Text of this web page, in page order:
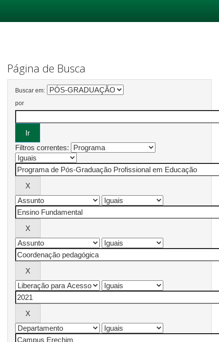
Página de Busca
Buscar em:
por
Filtros correntes: